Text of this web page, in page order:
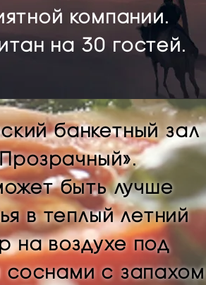
компании.
на 30 гостей.
банкетныйзал
быть лучше
в теплый летний
на воздухе под
соснами с запахом